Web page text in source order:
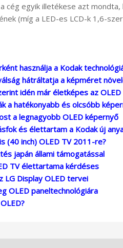
cég egyik illetékese azt mondta,
(míg a LED-es LCD-k 1,6-
használja a Kodak
hátráltatja a képméret
idén már életképes az OLED
a hatékonyabb és olcsóbb
a legnagyobb OLED képernyő
és élettartam a Kodak új
(40 inch) OLED TV 2011-re?
japán állami támogatással
TV élettartama kérdéses
LG Display OLED tervei
OLED paneltechnológiára